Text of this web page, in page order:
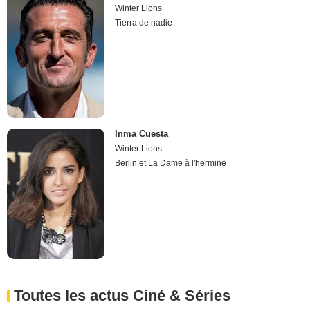
Winter Lions
Tierra de nadie
Inma Cuesta
Winter Lions
Berlin et La Dame à l'hermine
Toutes les actus Ciné & Séries